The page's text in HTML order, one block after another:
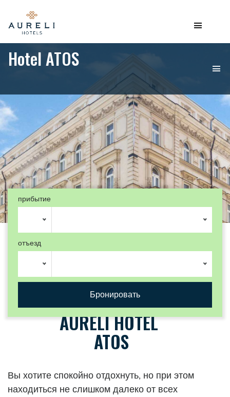
Hotel ATOS
прибытие
отъезд
AURELI HOTEL
ATOS
Вы хотите спокойно отдохнуть, но при этом
находиться не слишком далеко от всех